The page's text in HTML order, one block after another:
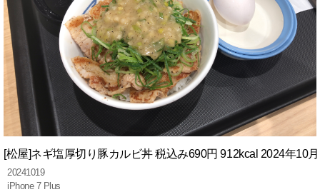
[松屋]ネギ塩厚切り豚カルビ丼 税込み690円 912kcal 2024年10
20241019
iPhone 7 Plus